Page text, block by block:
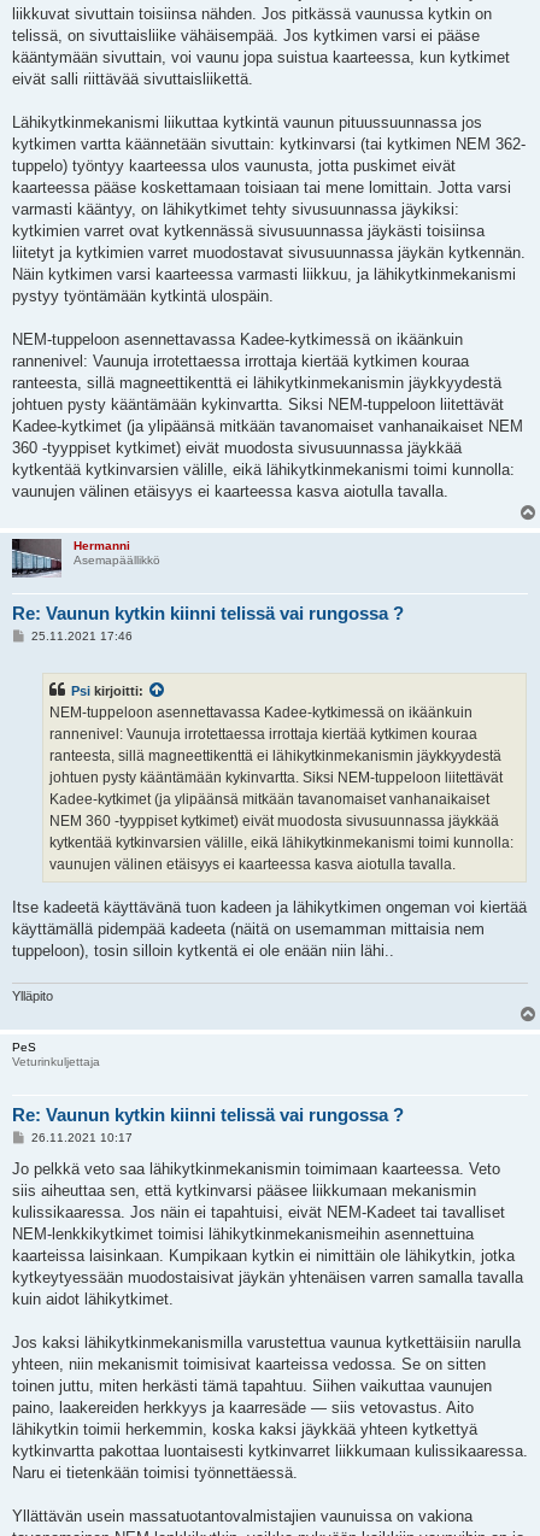
liikkuvat sivuttain toisiinsa nähden. Jos pitkässä vaunussa kytkin on
telissä, on sivuttaisliike vähäisempää. Jos kytkimen varsi ei pääse
kääntymään sivuttain, voi vaunu jopa suistua kaarteessa, kun kytkimet
eivät salli riittävää sivuttaisliikettä.
Lähikytkinmekanismi liikuttaa kytkintä vaunun pituussuunnassa jos
kytkimen vartta käännetään sivuttain: kytkinvarsi (tai kytkimen NEM 362-
tuppelo) työntyy kaarteessa ulos vaunusta, jotta puskimet eivät
kaarteessa pääse koskettamaan toisiaan tai mene lomittain. Jotta varsi
varmasti kääntyy, on lähikytkimet tehty sivusuunnassa jäykiksi:
kytkimien varret ovat kytkennässä sivusuunnassa jäykästi toisiinsa
liitetyt ja kytkimien varret muodostavat sivusuunnassa jäykän kytkennän.
Näin kytkimen varsi kaarteessa varmasti liikkuu, ja lähikytkinmekanismi
pystyy työntämään kytkintä ulospäin.
NEM-tuppeloon asennettavassa Kadee-kytkimessä on ikäänkuin
rannenivel: Vaunuja irrotettaessa irrottaja kiertää kytkimen kouraa
ranteesta, sillä magneettikenttä ei lähikytkinmekanismin jäykkyydestä
johtuen pysty kääntämään kykinvartta. Siksi NEM-tuppeloon liitettävät
Kadee-kytkimet (ja ylipäänsä mitkään tavanomaiset vanhanaikaiset NEM
360 -tyyppiset kytkimet) eivät muodosta sivusuunnassa jäykkää
kytkentää kytkinvarsien välille, eikä lähikytkinmekanismi toimi kunnolla:
vaunujen välinen etäisyys ei kaarteessa kasva aiotulla tavalla.
Hermanni
Asemapäällikkö
Re: Vaunun kytkin kiinni telissä vai rungossa ?
V25.11.2021 17:46
Psi kirjoitti:
NEM-tuppeloon asennettavassa Kadee-kytkimessä on ikäänkuin
rannenivel: Vaunuja irrotettaessa irrottaja kiertää kytkimen kouraa
ranteesta, sillä magneettikenttä ei lähikytkinmekanismin jäykkyydestä
johtuen pysty kääntämään kykinvartta. Siksi NEM-tuppeloon liitettävät
Kadee-kytkimet (ja ylipäänsä mitkään tavanomaiset vanhanaikaiset
NEM 360 -tyyppiset kytkimet) eivät muodosta sivusuunnassa jäykkää
kytkentää kytkinvarsien välille, eikä lähikytkinmekanismi toimi kunnolla:
vaunujen välinen etäisyys ei kaarteessa kasva aiotulla tavalla.
Itse kadeetä käyttävänä tuon kadeen ja lähikytkimen ongeman voi kiertää
käyttämällä pidempää kadeeta (näitä on usemamman mittaisia nem
tuppeloon), tosin silloin kytkentä ei ole enään niin lähi..
Ylläpito
PeS
Veturinkuljettaja
Re: Vaunun kytkin kiinni telissä vai rungossa ?
V
e
t
i
26.11.2021 10:17
Jo pelkkä veto saa lähikytkinmekanismin toimimaan kaarteessa. Veto
siis aiheuttaa sen, että kytkinvarsi pääsee liikkumaan mekanismin
kulissikaaressa. Jos näin ei tapahtuisi, eivät NEM-Kadeet tai tavalliset
NEM-lenkkikytkimet toimisi lähikytkinmekanismeihin asennettuina
kaarteissa laisinkaan. Kumpikaan kytkin ei nimittäin ole lähikytkin, jotka
kytkeytyessään muodostaisivat jäykän yhtenäisen varren samalla tavalla
kuin aidot lähikytkimet.
Jos kaksi lähikytkinmekanismilla varustettua vaunua kytkettäisiin narulla
yhteen, niin mekanismit toimisivat kaarteissa vedossa. Se on sitten
toinen juttu, miten herkästi tämä tapahtuu. Siihen vaikuttaa vaunujen
paino, laakereiden herkkyys ja kaarresäde — siis vetovastus. Aito
lähikytkin toimii herkemmin, koska kaksi jäykkää yhteen kytkettyä
kytkinvartta pakottaa luontaisesti kytkinvarret liikkumaan kulissikaaressa.
Naru ei tietenkään toimisi työnnettäessä.
Yllättävän usein massatuotantovalmistajien vaunuissa on vakiona